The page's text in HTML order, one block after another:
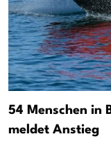
54 Menschen in
meldet Anstieg